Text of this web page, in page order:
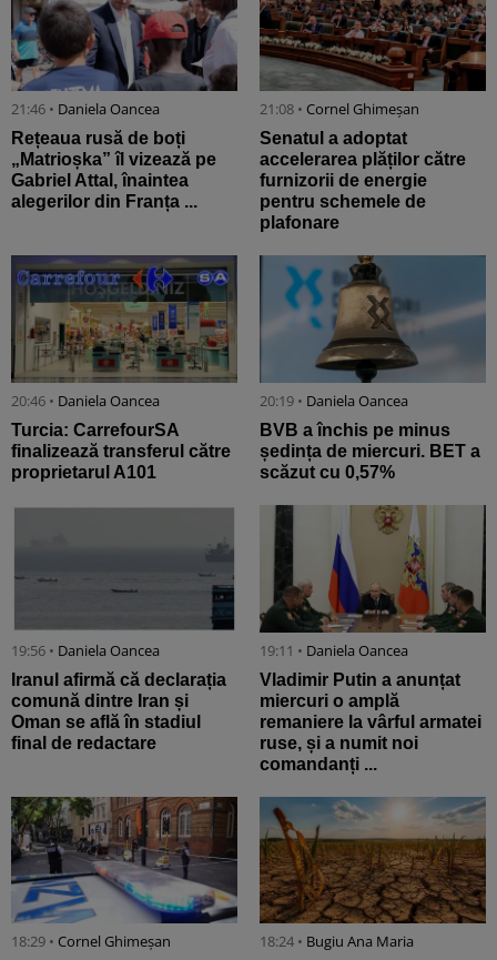
21:46 • Daniela Oancea
Rețeaua rusă de boți
„Matrioșka” îl vizează pe
Gabriel Attal, înaintea
alegerilor din Franța ...
21:08 • Cornel Ghimeșan
Senatul a adoptat
accelerarea plăților către
furnizorii de energie
pentru schemele de
plafonare
20:46 • Daniela Oancea
Turcia: CarrefourSA
finalizează transferul către
proprietarul A101
20:19 • Daniela Oancea
BVB a închis pe minus
ședința de miercuri. BET a
scăzut cu 0,57%
19:56 • Daniela Oancea
Iranul afirmă că declarația
comună dintre Iran și
Oman se află în stadiul
final de redactare
19:11 • Daniela Oancea
Vladimir Putin a anunțat
miercuri o amplă
remaniere la vârful armatei
ruse, și a numit noi
comandanți ...
18:29 • Cornel Ghimeșan 18:24 • Bugiu ⁠Ana Maria